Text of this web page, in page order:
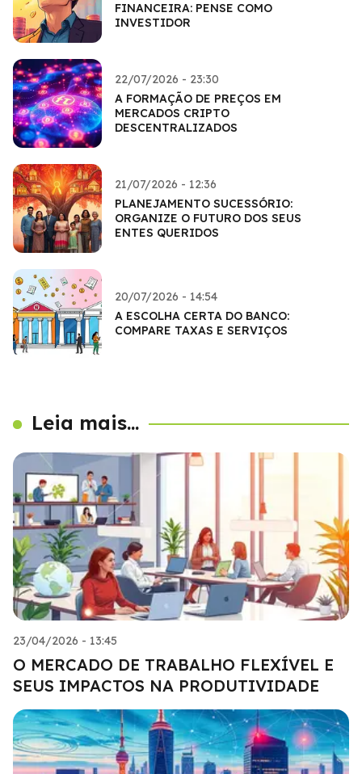
FINANCEIRA: PENSE COMO
INVESTIDOR
22/07/2026 - 23:30
A FORMAÇÃO DE PREÇOS EM
MERCADOS CRIPTO
DESCENTRALIZADOS
21/07/2026 - 12:36
PLANEJAMENTO SUCESSÓRIO:
ORGANIZE O FUTURO DOS SEUS
ENTES QUERIDOS
20/07/2026 - 14:54
A ESCOLHA CERTA DO BANCO:
COMPARE TAXAS E SERVIÇOS
Leia mais...
23/04/2026 - 13:45
O MERCADO DE TRABALHO FLEXÍVEL E
SEUS IMPACTOS NA PRODUTIVIDADE